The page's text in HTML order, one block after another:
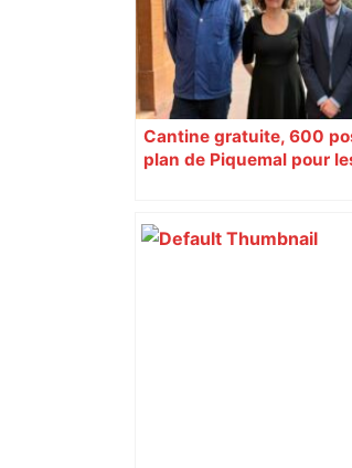
Cantine gratuite, 600
plan de Piquemal pour